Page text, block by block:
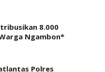
8.000
Ngambon*
Polres